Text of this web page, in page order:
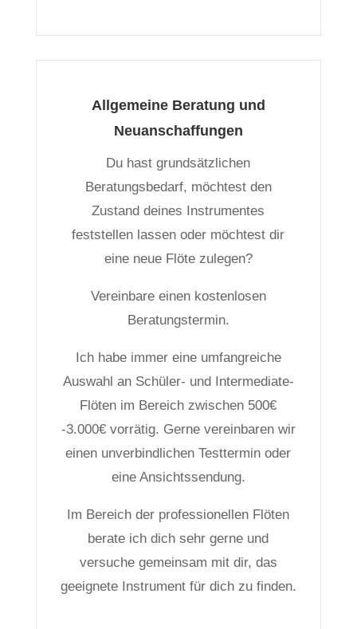
Allgemeine Beratung und
Neuanschaffungen
Du hast grundsätzlichen
Beratungsbedarf, möchtest den
Zustand deines Instrumentes
feststellen lassen oder möchtest dir
eine neue Flöte zulegen?
Vereinbare einen kostenlosen
Beratungstermin.
Ich habe immer eine umfangreiche
Auswahl an Schüler- und Intermediate-
Flöten im Bereich zwischen 500€
-3.000€ vorrätig. Gerne vereinbaren wir
einen unverbindlichen Testtermin oder
eine Ansichtssendung.
Im Bereich der professionellen Flöten
berate ich dich sehr gerne und
versuche gemeinsam mit dir, das
geeignete Instrument für dich zu finden.